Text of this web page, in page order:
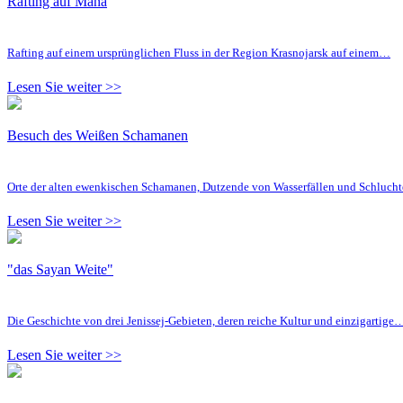
Rafting auf einem ursprünglichen Fluss in der Region Krasnojarsk auf einem…
Lesen Sie weiter >>
Besuch des Weißen Schamanen
Orte der alten ewenkischen Schamanen, Dutzende von Wasserfällen und
Lesen Sie weiter >>
"das Sayan Weite"
Die Geschichte von drei Jenissej-Gebieten, deren reiche Kultur und einzigartige…
Lesen Sie weiter >>